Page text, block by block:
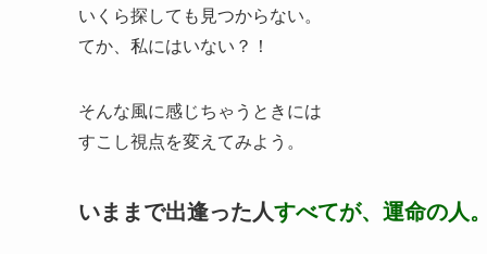
いくら探しても見つからない。
てか、私にはいない？！
そんな風に感じちゃうときには
すこし視点を変えてみよう。
いままで出逢った人すべてが、運命の人